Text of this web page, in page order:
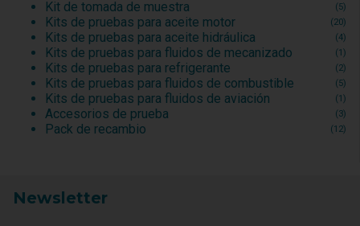
Kit de tomada de muestra (5)
Kits de pruebas para aceite motor (20)
Kits de pruebas para aceite hidráulica (4)
Kits de pruebas para fluidos de mecanizado (1)
Kits de pruebas para refrigerante (2)
Kits de pruebas para fluidos de combustible (5)
Kits de pruebas para fluidos de aviación (1)
Accesorios de prueba (3)
Pack de recambio (12)
Newsletter